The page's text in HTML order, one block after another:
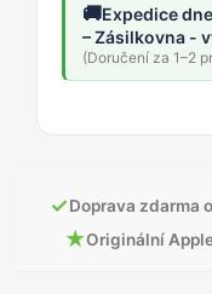
🚚Expedice
– Zásilkovna -
(Doručení za 1–2
✓Doprava zdarma
★Originální